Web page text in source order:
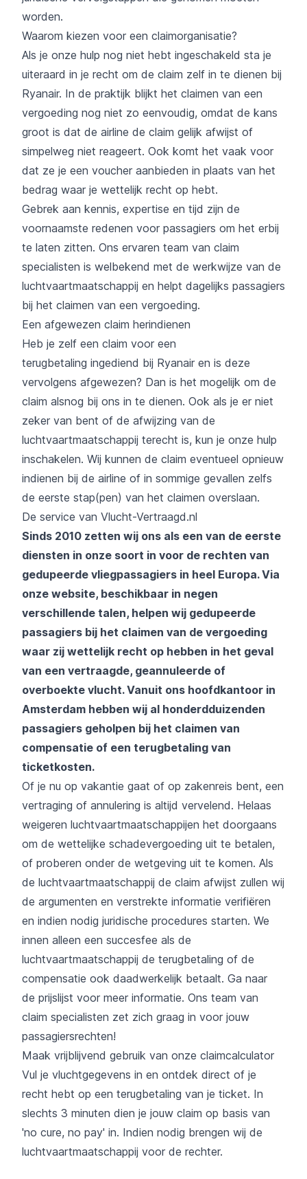
worden.
Waarom kiezen voor een claimorganisatie?
Als je onze hulp nog niet hebt ingeschakeld sta je
uiteraard in je recht om de claim zelf in te dienen bij
Ryanair. In de praktijk blijkt het claimen van een
vergoeding nog niet zo eenvoudig, omdat de kans
groot is dat de airline de claim gelijk afwijst of
simpelweg niet reageert. Ook komt het vaak voor
dat ze je een voucher aanbieden in plaats van het
bedrag waar je wettelijk recht op hebt.
Gebrek aan kennis, expertise en tijd zijn de
voornaamste redenen voor passagiers om het erbij
te laten zitten. Ons ervaren team van claim
specialisten is welbekend met de werkwijze van de
luchtvaartmaatschappij en helpt dagelijks passagiers
bij het claimen van een vergoeding.
Een afgewezen claim herindienen
Heb je zelf een claim voor een
terugbetaling ingediend bij Ryanair en is deze
vervolgens afgewezen? Dan is het mogelijk om de
claim alsnog bij ons in te dienen. Ook als je er niet
zeker van bent of de afwijzing van de
luchtvaartmaatschappij terecht is, kun je onze hulp
inschakelen. Wij kunnen de claim eventueel opnieuw
indienen bij de airline of in sommige gevallen zelfs
de eerste stap(pen) van het claimen overslaan.
De service van Vlucht-Vertraagd.nl
Sinds 2010 zetten wij ons als een van de eerste
diensten in onze soort in voor de rechten van
gedupeerde vliegpassagiers in heel Europa. Via
onze website, beschikbaar in negen
verschillende talen, helpen wij gedupeerde
passagiers bij het claimen van de vergoeding
waar zij wettelijk recht op hebben in het geval
van een vertraagde, geannuleerde of
overboekte vlucht. Vanuit ons hoofdkantoor in
Amsterdam hebben wij al honderdduizenden
passagiers geholpen bij het claimen van
compensatie of een terugbetaling van
ticketkosten.
Of je nu op vakantie gaat of op zakenreis bent, een
vertraging of annulering is altijd vervelend. Helaas
weigeren luchtvaartmaatschappijen het doorgaans
om de wettelijke schadevergoeding uit te betalen,
of proberen onder de wetgeving uit te komen. Als
de luchtvaartmaatschappij de claim afwijst zullen wij
de argumenten en verstrekte informatie verifiëren
en indien nodig juridische procedures starten. We
innen alleen een succesfee als de
luchtvaartmaatschappij de terugbetaling of de
compensatie ook daadwerkelijk betaalt. Ga naar
de prijslijst voor meer informatie. Ons team van
claim specialisten zet zich graag in voor jouw
passagiersrechten!
Maak vrijblijvend gebruik van onze claimcalculator
Vul je vluchtgegevens in en ontdek direct of je
recht hebt op een terugbetaling van je ticket. In
slechts 3 minuten dien je jouw claim op basis van
'no cure, no pay' in. Indien nodig brengen wij de
luchtvaartmaatschappij voor de rechter.